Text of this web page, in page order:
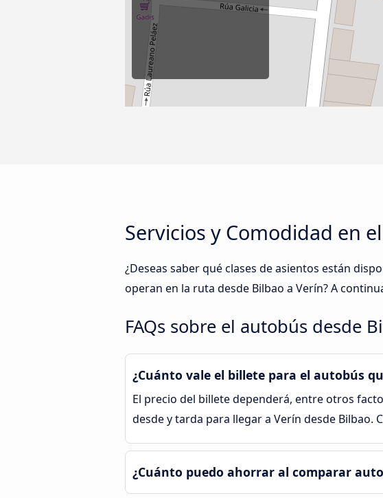
Servicios y Comodidad en
¿Deseas saber qué clases de asientos están
operan en la ruta desde Bilbao a Verín? A
FAQs sobre el autobús desde
¿Cuánto vale el billete para el autobús
El precio del billete dependerá, entre otros
desde y tarda para llegar a Verín desde Bilbao.
¿Cuánto puedo ahorrar al comparar